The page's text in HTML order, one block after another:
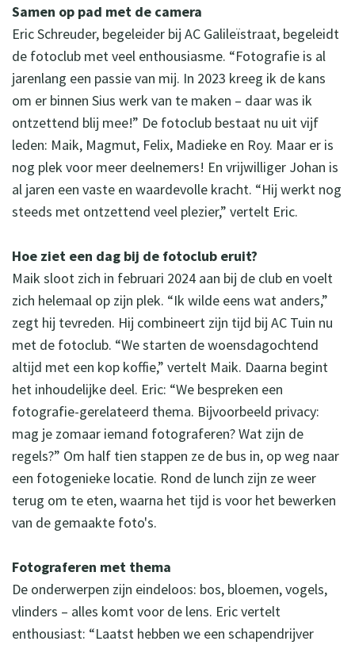
Samen op pad met de camera
Eric Schreuder, begeleider bij AC Galileïstraat, begeleidt
de fotoclub met veel enthousiasme. “Fotografie is al
jarenlang een passie van mij. In 2023 kreeg ik de kans
om er binnen Sius werk van te maken – daar was ik
ontzettend blij mee!” De fotoclub bestaat nu uit vijf
leden: Maik, Magmut, Felix, Madieke en Roy. Maar er is
nog plek voor meer deelnemers! En vrijwilliger Johan is
al jaren een vaste en waardevolle kracht. “Hij werkt nog
steeds met ontzettend veel plezier,” vertelt Eric.
Hoe ziet een dag bij de fotoclub eruit?
Maik sloot zich in februari 2024 aan bij de club en voelt
zich helemaal op zijn plek. “Ik wilde eens wat anders,”
zegt hij tevreden. Hij combineert zijn tijd bij AC Tuin nu
met de fotoclub. “We starten de woensdagochtend
altijd met een kop koffie,” vertelt Maik. Daarna begint
het inhoudelijke deel. Eric: “We bespreken een
fotografie-gerelateerd thema. Bijvoorbeeld privacy:
mag je zomaar iemand fotograferen? Wat zijn de
regels?” Om half tien stappen ze de bus in, op weg naar
een fotogenieke locatie. Rond de lunch zijn ze weer
terug om te eten, waarna het tijd is voor het bewerken
van de gemaakte foto's.
Fotograferen met thema
De onderwerpen zijn eindeloos: bos, bloemen, vogels,
vlinders – alles komt voor de lens. Eric vertelt
enthousiast: “Laatst hebben we een schapendrijver